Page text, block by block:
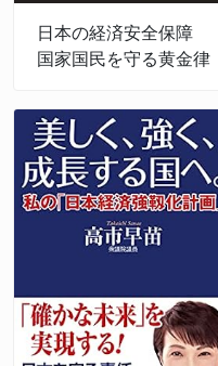
日本の経済安全保障
国家国民を守る黄金律